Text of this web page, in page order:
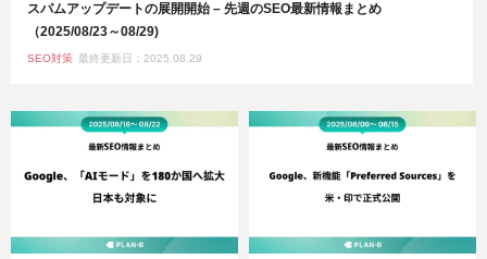
スパムアップデートの展開開始 – 先週のSEO最新情報まとめ
（2025/08/23～08/29)
SEO対策 最終更新日：2025.08.29